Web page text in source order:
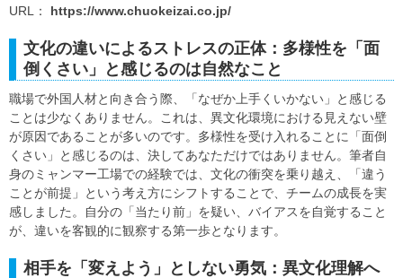
URL： https://www.chuokeizai.co.jp/
文化の違いによるストレスの正体：多様性を「面
倒くさい」と感じるのは自然なこと
職場で外国人材と向き合う際、「なぜか上手くいかない」と感じる
ことは少なくありません。これは、異文化環境における見えない壁
が原因であることが多いのです。多様性を受け入れることに「面倒
くさい」と感じるのは、決してあなただけではありません。筆者自
身のミャンマー工場での経験では、文化の衝突を乗り越え、「違う
ことが前提」という考え方にシフトすることで、チームの成長を実
感しました。自分の「当たり前」を疑い、バイアスを自覚すること
が、違いを客観的に観察する第一歩となります。
相手を「変えよう」としない勇気：異文化理解へ